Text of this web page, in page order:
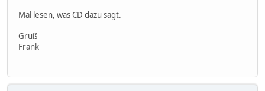
Mal lesen, was CD dazu sagt.
Gruß
Frank